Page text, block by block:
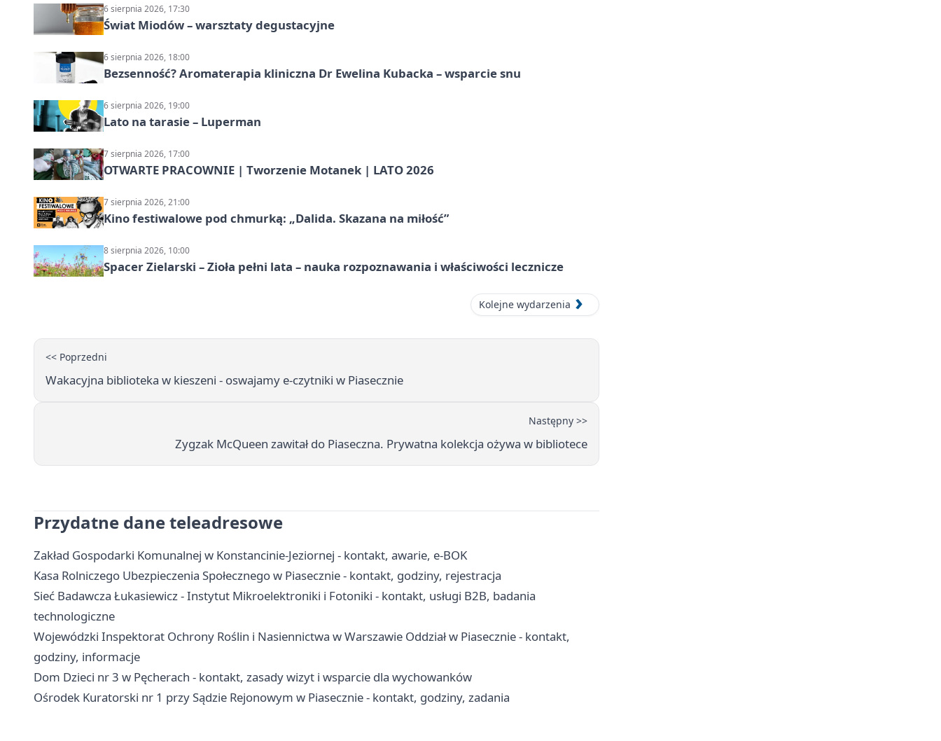
6 sierpnia 2026, 17:30
Świat Miodów – warsztaty degustacyjne
6 sierpnia 2026, 18:00
Bezsenność? Aromaterapia kliniczna Dr Ewelina Kubacka – wsparcie snu
6 sierpnia 2026, 19:00
Lato na tarasie – Luperman
7 sierpnia 2026, 17:00
OTWARTE PRACOWNIE | Tworzenie Motanek | LATO 2026
7 sierpnia 2026, 21:00
Kino festiwalowe pod chmurką: „Dalida. Skazana na miłość”
8 sierpnia 2026, 10:00
Spacer Zielarski – Zioła pełni lata – nauka rozpoznawania i właściwości lecznicze
Kolejne wydarzenia
<< Poprzedni
Wakacyjna biblioteka w kieszeni - oswajamy e-czytniki w Piasecznie
Następny >>
Zygzak McQueen zawitał do Piaseczna. Prywatna kolekcja ożywa w bibliotece
Przydatne dane teleadresowe
Zakład Gospodarki Komunalnej w Konstancinie-Jeziornej - kontakt, awarie, e-BOK
Kasa Rolniczego Ubezpieczenia Społecznego w Piasecznie - kontakt, godziny, rejestracja
Sieć Badawcza Łukasiewicz - Instytut Mikroelektroniki i Fotoniki - kontakt, usługi B2B, badania
technologiczne
Wojewódzki Inspektorat Ochrony Roślin i Nasiennictwa w Warszawie Oddział w Piasecznie - kontakt,
godziny, informacje
Dom Dzieci nr 3 w Pęcherach - kontakt, zasady wizyt i wsparcie dla wychowanków
Ośrodek Kuratorski nr 1 przy Sądzie Rejonowym w Piasecznie - kontakt, godziny, zadania